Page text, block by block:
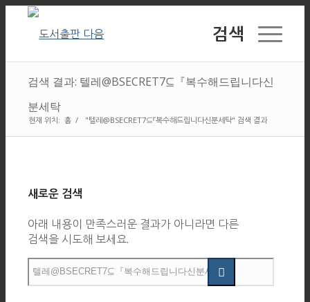
검색
검색 결과: 텔레@BSECRET7⊆『복수해드립니다신
분세탁
현재 위치: 홈 / "텔레@BSECRET7⊆『복수해드립니다신분세탁" 검색 결과
새로운 검색
아래 내용이 만족스러운 결과가 아니라면 다른
검색을 시도해 보세요.